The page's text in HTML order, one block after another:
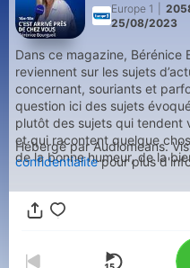
Europe 1
25/08/2023
Dans ce magazine, Bérénice
reviennent sur les sujets
concernant, souriants et
question ici des sujets
plutôt des sujets qui tendent
et qui racontent quelque
de la bonne humeur, de la
auditeurs peuvent réagir/
sociaux et du 3921.
Hébergé par Audiomeans.
confidentialitepour plus